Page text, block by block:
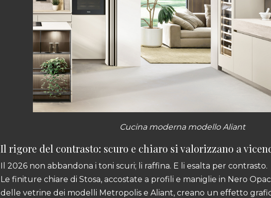
Cucina moderna modello Aliant
Il rigore del contrasto: scuro e chiaro si valorizzano a
Il 2026 non abbandona i toni scuri; li raffina. E li esalta per contrasto.
Le finiture chiare di Stosa, accostate a profili e maniglie in Nero
delle vetrine dei modelli Metropolis e Aliant, creano un effetto